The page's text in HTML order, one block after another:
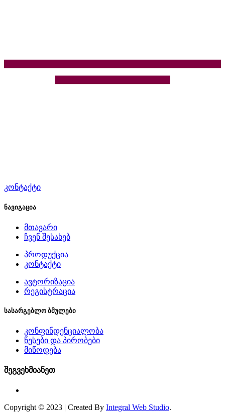
კონტაქტი
ნავიგაცია
მთავარი
ჩვენ შესახებ
პროდუქცია
კონტაქტი
ავტორიზაცია
რეგისტრაცია
სასარგებლო ბმულები
კონფინდენციალობა
წესები და პირობები
მიწოდება
შეგვეხმიანეთ
Copyright © 2023 | Created By Integral Web Studio.